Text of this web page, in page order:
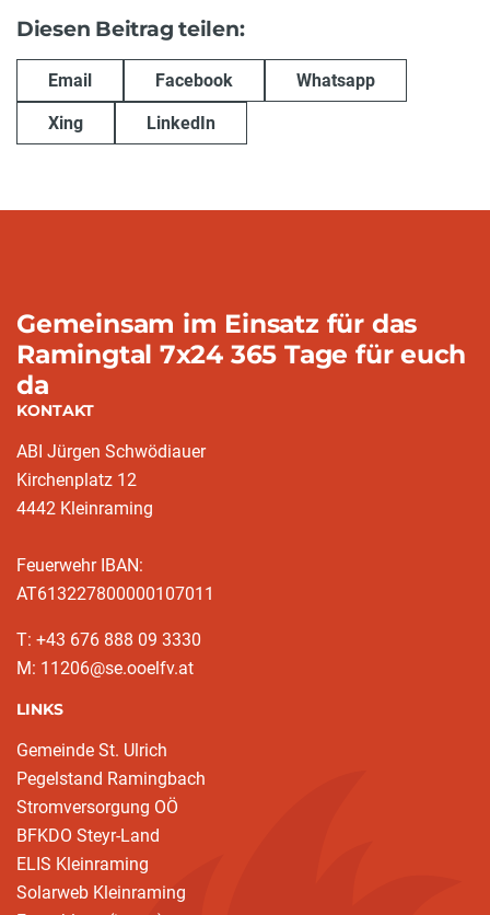
Diesen Beitrag teilen:
Email Facebook Whatsapp
Xing LinkedIn
Gemeinsam im Einsatz für das
Ramingtal 7x24 365 Tage für euch
da
KONTAKT
ABI Jürgen Schwödiauer
Kirchenplatz 12
4442 Kleinraming
Feuerwehr IBAN:
AT613227800000107011
T: +43 676 888 09 3330
M: 11206@se.ooelfv.at
LINKS
Gemeinde St. Ulrich
Pegelstand Ramingbach
Stromversorgung OÖ
BFKDO Steyr-Land
ELIS Kleinraming
Solarweb Kleinraming